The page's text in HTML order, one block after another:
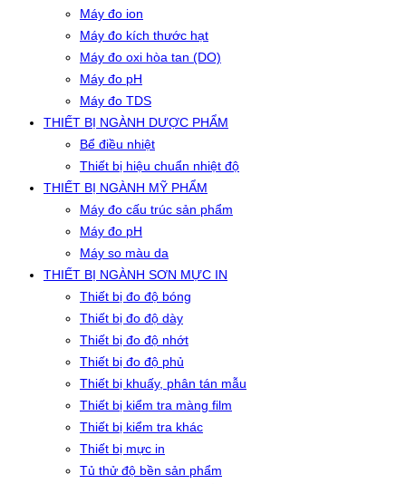
Máy đo ion
Máy đo kích thước hạt
Máy đo oxi hòa tan (DO)
Máy đo pH
Máy đo TDS
THIẾT BỊ NGÀNH DƯỢC PHẨM
Bể điều nhiệt
Thiết bị hiệu chuẩn nhiệt độ
THIẾT BỊ NGÀNH MỸ PHẨM
Máy đo cấu trúc sản phẩm
Máy đo pH
Máy so màu da
THIẾT BỊ NGÀNH SƠN MỰC IN
Thiết bị đo độ bóng
Thiết bị đo độ dày
Thiết bị đo độ nhớt
Thiết bị đo độ phủ
Thiết bị khuấy, phân tán mẫu
Thiết bị kiểm tra màng film
Thiết bị kiểm tra khác
Thiết bị mực in
Tủ thử độ bền sản phẩm